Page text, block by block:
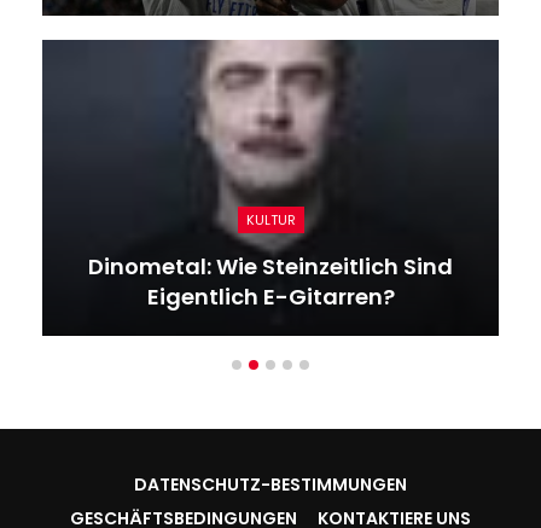
KULTUR
Dinometal: Wie Steinzeitlich Sind
Eigentlich E-Gitarren?
DATENSCHUTZ-BESTIMMUNGEN
GESCHÄFTSBEDINGUNGEN
KONTAKTIERE UNS